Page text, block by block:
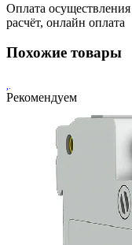
Оплата
расчёт, онлайн оплата
Похожие товары
Рекомендуем